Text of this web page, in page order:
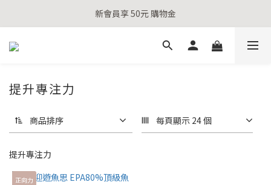
新會員享 50元 購物金
新會員享 50元 購物金
提升專注力
商品排序 每頁顯示 24 個
提升專注力
正向力